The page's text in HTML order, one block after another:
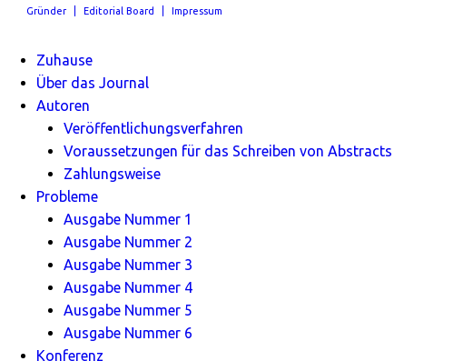
Gründer Editorial Board Impressum
Zuhause
Über das Journal
Autoren
Veröffentlichungsverfahren
Voraussetzungen für das Schreiben von Abstracts
Zahlungsweise
Probleme
Ausgabe Nummer 1
Ausgabe Nummer 2
Ausgabe Nummer 3
Ausgabe Nummer 4
Ausgabe Nummer 5
Ausgabe Nummer 6
Konferenz